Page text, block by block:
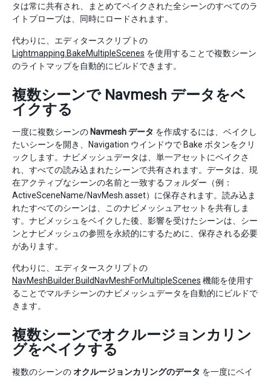
タは常に共有され、まとめてベイクされた全シーンのすべてのラ
イトプローブは、同時にロードされます。
代わりに、エディタースクリプトの
Lightmapping.BakeMultipleScenes を使用することで複数シーン
のライトマップを自動的にビルドできます。
複数シーンで Navmesh データをベ
イクする
一度に複数シーンの Navmesh データ を作成するには、ベイクし
たいシーンを開き、Navigation ウインドウで Bake ボタンをクリ
ックします。ナビメッシュデータは、単一アセットにベイクさ
れ、すべての読み込まれたシーンで共有されます。データは、現
在アクティブなシーンの名前と一致するフォルダー（例：
ActiveSceneName/NavMesh.asset）に保存されます。読み込ま
れたすべてのシーンは、このナビメッシュアセットを共有しま
す。ナビメッシュをベイクした後、影響を受けたシーンは、シー
ンとナビメッシュの参照を永続的にするために、保存される必要
があります。
代わりに、エディタースクリプトの
NavMeshBuilder.BuildNavMeshForMultipleScenes 機能を使用す
ることでマルチシーンのナビメッシュデータを自動的にビルドで
きます。
複数シーンでオクルージョンカリン
グをベイクする
複数のシーンのオクルージョンカリングのデータ を一度にベイ